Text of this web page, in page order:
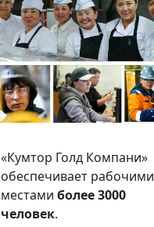
«Кумтор Голд Компани»
обеспечивает рабочими
местами более 3000
человек.